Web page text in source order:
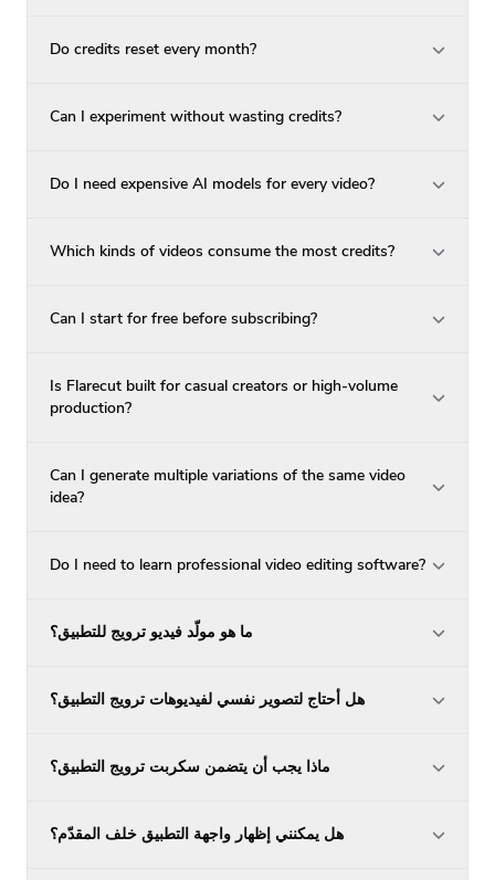
Do credits reset every month?
Can I experiment without wasting credits?
Do I need expensive AI models for every video?
Which kinds of videos consume the most credits?
Can I start for free before subscribing?
Is Flarecut built for casual creators or high-volume
production?
Can I generate multiple variations of the same video
idea?
Do I need to learn professional video editing software?
ما هو مولّد فيديو ترويج للتطبيق؟
هل أحتاج لتصوير نفسي لفيديوهات ترويج التطبيق؟
ماذا يجب أن يتضمن سكربت ترويج التطبيق؟
هل يمكنني إظهار واجهة التطبيق خلف المقدّم؟